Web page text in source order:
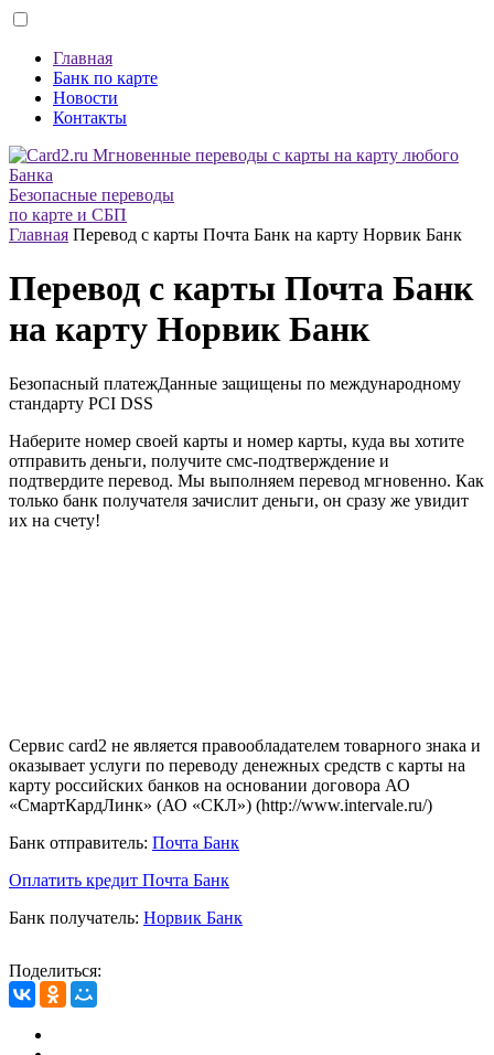
Главная
Банк по карте
Новости
Контакты
Безопасные переводы
по карте и СБП
Главная Перевод с карты Почта Банк на карту Норвик Банк
Перевод с карты Почта Банк
на карту Норвик Банк
Безопасный платежДанные защищены по международному
стандарту PCI DSS
Наберите номер своей карты и номер карты, куда вы хотите
отправить деньги, получите смс-подтверждение и
подтвердите перевод. Мы выполняем перевод мгновенно. Как
только банк получателя зачислит деньги, он сразу же увидит
их на счету!
Сервис card2 не является правообладателем товарного знака и
оказывает услуги по переводу денежных средств с карты на
карту российских банков на основании договора АО
«СмартКардЛинк» (АО «СКЛ») (http://www.intervale.ru/)
Банк отправитель: Почта Банк
Оплатить кредит Почта Банк
Банк получатель: Норвик Банк
Поделиться: